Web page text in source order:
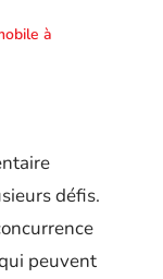
à
défis.
peuvent